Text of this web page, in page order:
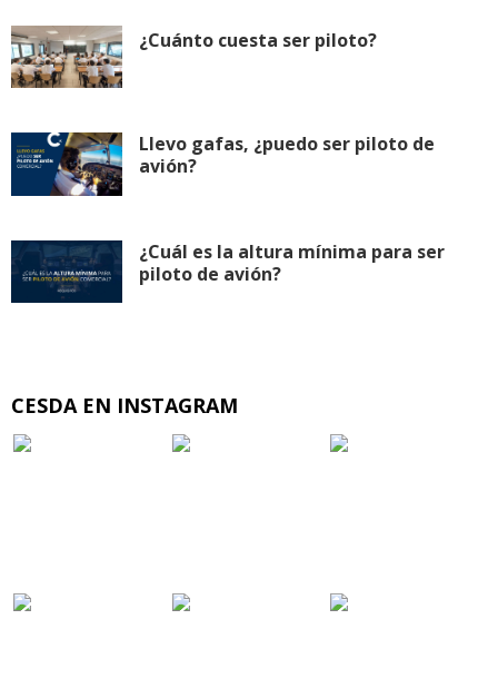
¿Cuánto cuesta ser piloto?
Llevo gafas, ¿puedo ser piloto de
avión?
¿Cuál es la altura mínima para ser
piloto de avión?
CESDA EN INSTAGRAM